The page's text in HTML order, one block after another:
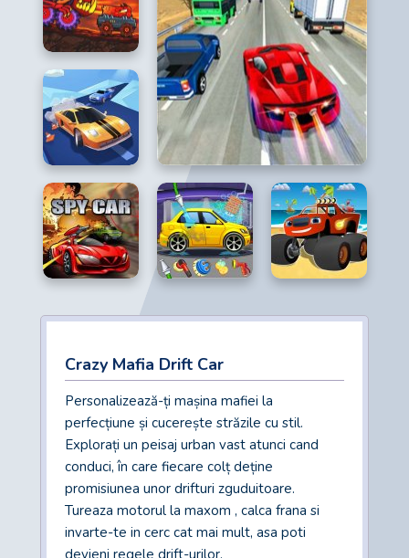
Crazy Mafia Drift Car
Personalizează-ți mașina mafiei la
perfecțiune și cucerește străzile cu stil.
Explorați un peisaj urban vast atunci cand
conduci, în care fiecare colț deține
promisiunea unor drifturi zguduitoare.
Tureaza motorul la maxom , calca frana si
invarte-te in cerc cat mai mult, asa poti